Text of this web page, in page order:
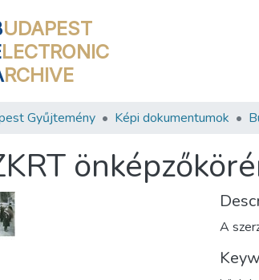
UDAPEST
LECTRONIC
RCHIVE
Gyűjtemény Képi dokumentumok
A